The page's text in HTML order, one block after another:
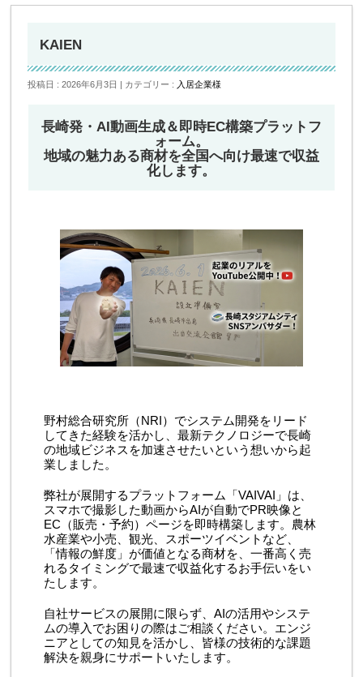
KAIEN
投稿日 : 2026年6月3日 カテゴリー : 入居企業様
長崎発・AI動画生成＆即時EC構築プラットフ
ォーム。
地域の魅力ある商材を全国へ向け最速で収益
化します。
野村総合研究所（ NRI ）でシステム開発をリード
してきた経験を活かし、最新テクノロジーで長崎
の地域ビジネスを加速させたいという想いから起
業しました。
弊社が展開するプラットフォーム「VAIVAI 」は、
スマホで撮影した動画からAI が自動でPR映像と
EC （販売・予約）ページを即時構築します。農林
水産業や小売、観光、スポーツイベントなど、
「情報の鮮度」が価値となる商材を、一番高く売
れるタイミングで最速で収益化するお手伝いをい
たします。
自社サービスの展開に限らず、AIの活用やシステ
ムの導入でお困りの際はご相談ください。エンジ
ニアとしての知見を活かし、皆様の技術的な課題
解決を親身にサポートいたします。